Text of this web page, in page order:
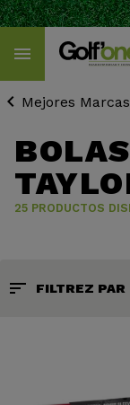
Mejores Marcas
25 PRODUCTOS
sort FILTREZ PAR